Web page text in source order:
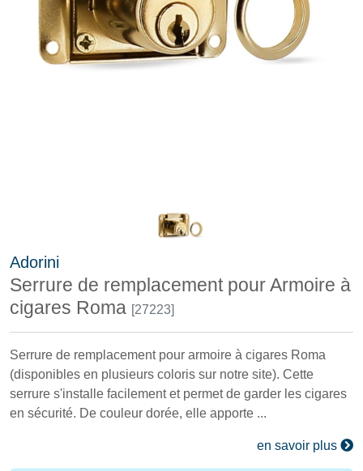
Adorini
Serrure de remplacement pour Armoire à
cigares Roma [27223]
Serrure de remplacement pour armoire à cigares Roma
(disponibles en plusieurs coloris sur notre site). Cette
serrure s'installe facilement et permet de garder les cigares
en sécurité. De couleur dorée, elle apporte ...
en savoir plus